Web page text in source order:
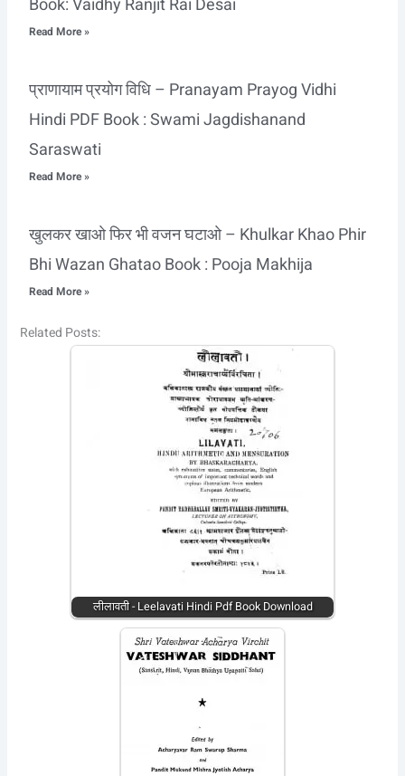
Book: Vaidhy Ranjit Rai Desai
Read More »
प्राणायाम प्रयोग विधि – Pranayam Prayog Vidhi
Hindi PDF Book : Swami Jagdishanand
Saraswati
Read More »
खुलकर खाओ फिर भी वजन घटाओ – Khulkar Khao Phir
Bhi Wazan Ghatao Book : Pooja Makhija
Read More »
Related Posts:
लीलावती - Leelavati Hindi Pdf Book Download